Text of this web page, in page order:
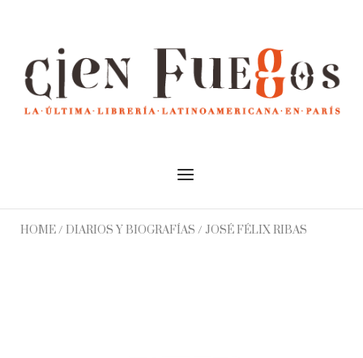
Menu
HOME/ DIARIOS Y BIOGRAFÍAS / JOSÉ FÉLIX RIBAS